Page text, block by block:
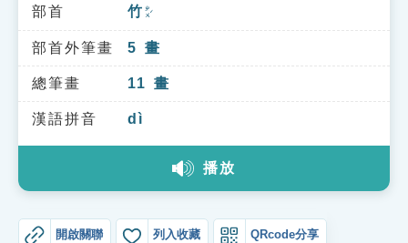
索引選單
知識索引
單字索引
生命大百科索引
教學應用
部首 竹 ㄓㄨˊ
部首外筆畫 5 畫
總筆畫 11 畫
漢語拼音 dì
播放
開啟關聯 列入收藏 QRcode分享